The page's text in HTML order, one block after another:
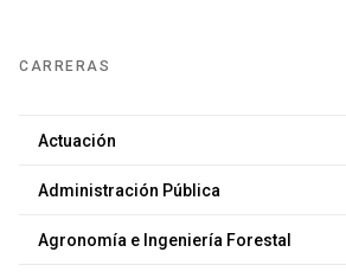
CARRERAS
Actuación
Administración Pública
Agronomía e Ingeniería Forestal